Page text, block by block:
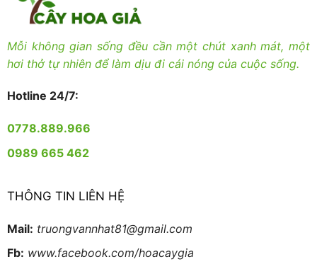
Mỗi không gian sống đều cần một chút xanh mát, một
hơi thở tự nhiên để làm dịu đi cái nóng của cuộc sống.
Hotline 24/7:
0778.889.966
0989 665 462
THÔNG TIN LIÊN HỆ
Mail: truongvannhat81@gmail.com
Fb: www.facebook.com/hoacaygia